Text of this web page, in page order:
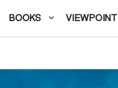
BOOKS VIEWPOINT